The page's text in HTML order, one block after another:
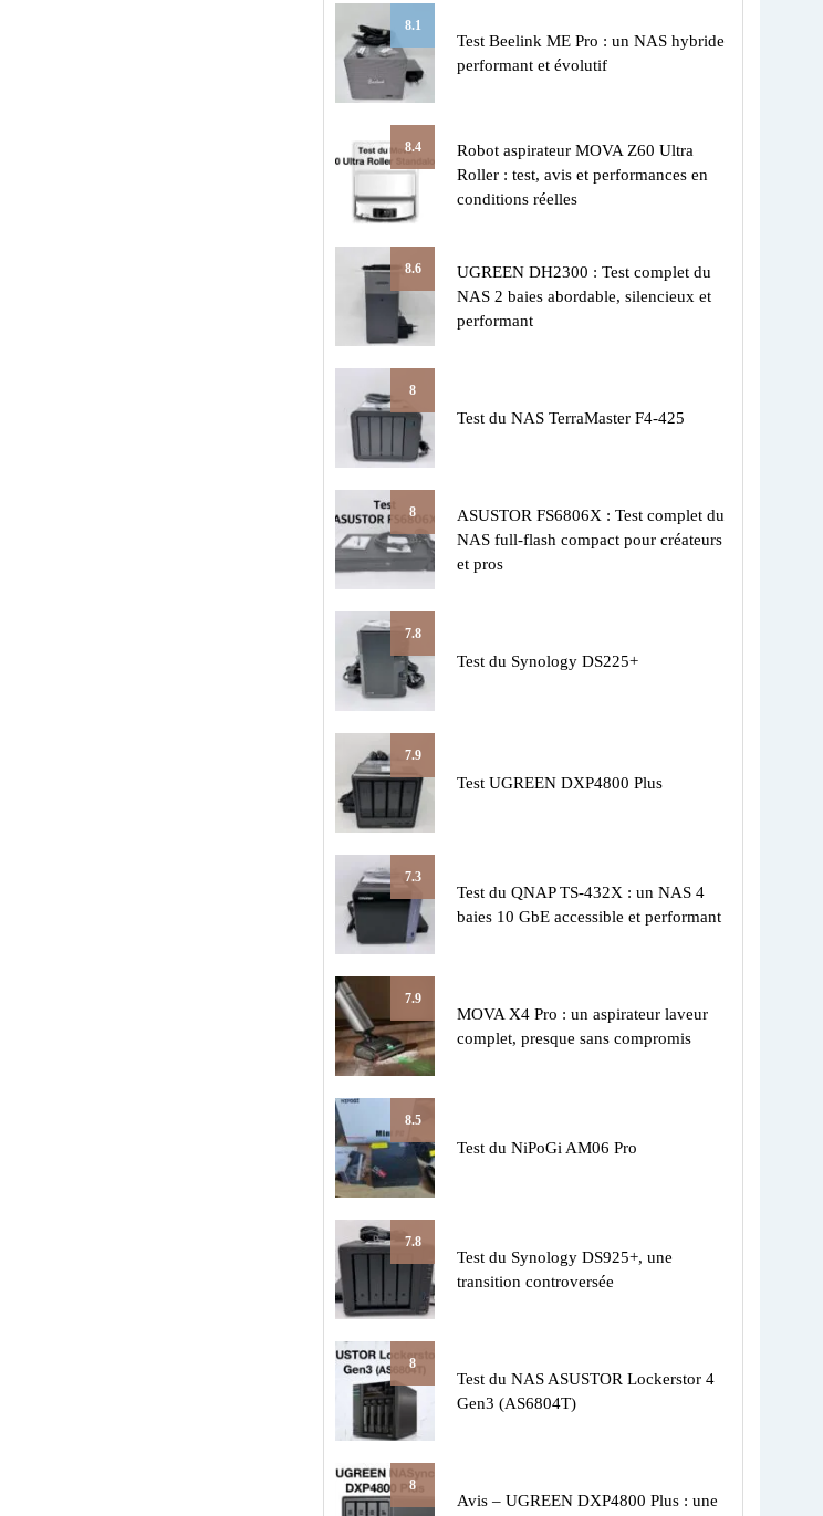
8.1
Test Beelink ME Pro : un NAS hybride
performant et évolutif
8.4
Robot aspirateur MOVA Z60 Ultra
Roller : test, avis et performances en
conditions réelles
8.6
UGREEN DH2300 : Test complet du
NAS 2 baies abordable, silencieux et
performant
8
Test du NAS TerraMaster F4-425
8
ASUSTOR FS6806X : Test complet du
NAS full-flash compact pour créateurs
et pros
7.8
Test du Synology DS225+
7.9
Test UGREEN DXP4800 Plus
7.3
Test du QNAP TS-432X : un NAS 4
baies 10 GbE accessible et performant
7.9
MOVA X4 Pro : un aspirateur laveur
complet, presque sans compromis
8.5
Test du NiPoGi AM06 Pro
7.8
Test du Synology DS925+, une
transition controversée
8
Test du NAS ASUSTOR Lockerstor 4
Gen3 (AS6804T)
8
Avis – UGREEN DXP4800 Plus : une